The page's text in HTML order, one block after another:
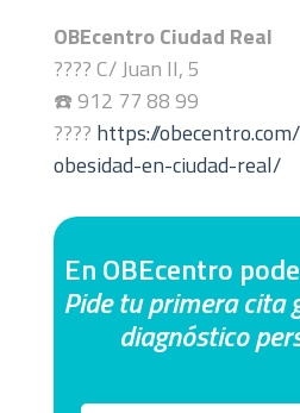
OBEcentro Ciudad Real
???? C/ Juan II, 5
☎️ 912 77 88 99
???? https://
obesidad-en-ciudad-real/
En OBEcentro
Pide tu primera cita
diagnóstico